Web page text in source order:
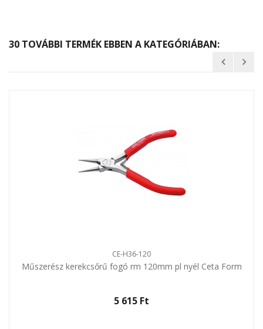
30 TOVÁBBI TERMÉK EBBEN A KATEGÓRIÁBAN:
CE-H36-120
Műszerész kerekcsőrű fogó rm 120mm pl nyél Ceta Form
5 615 Ft‎